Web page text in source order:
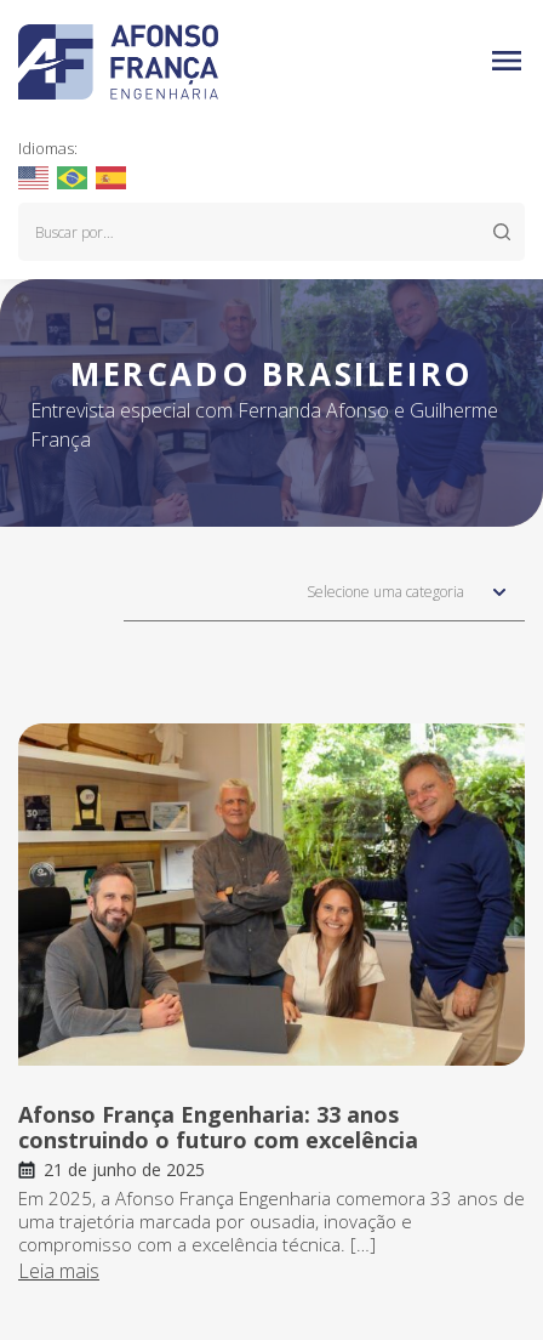
Idiomas:
MERCADO BRASILEIRO
Entrevista especial com Fernanda Afonso e Guilherme
França
Selecione uma categoria
Afonso França Engenharia: 33 anos
construindo o futuro com excelência
21 de junho de 2025
Em 2025, a Afonso França Engenharia comemora 33 anos de
uma trajetória marcada por ousadia, inovação e
compromisso com a excelência técnica. […]
Leia mais